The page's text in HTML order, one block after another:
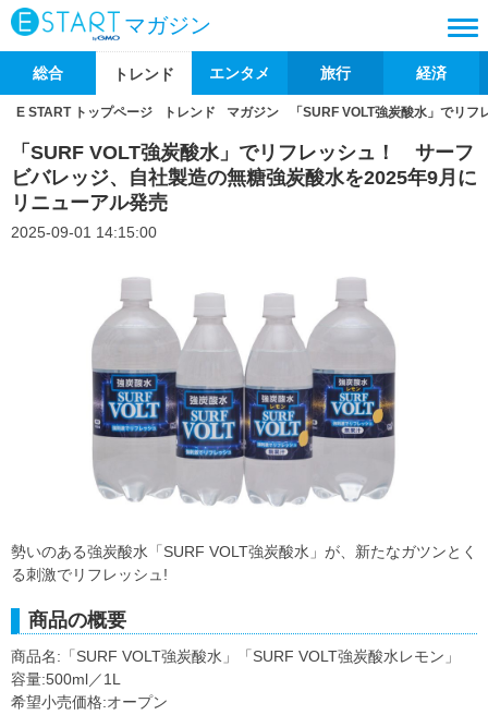
マガジン
総合 トレンド エンタメ 旅行 経済
E START トップページ トレンド マガジン 「SURF VOLT強炭酸水」でリ
「SURF VOLT強炭酸水」でリフレッシュ！ サーフ
ビバレッジ、自社製造の無糖強炭酸水を2025年9月に
リニューアル発売
2025-09-01 14:15:00
勢いのある強炭酸水「SURF VOLT強炭酸水」が、新たなガツンとく
る刺激でリフレッシュ!
商品の概要
商品名:「SURF VOLT強炭酸水」「SURF VOLT強炭酸水レモン」
容量:500ml／1L
希望小売価格:オープン